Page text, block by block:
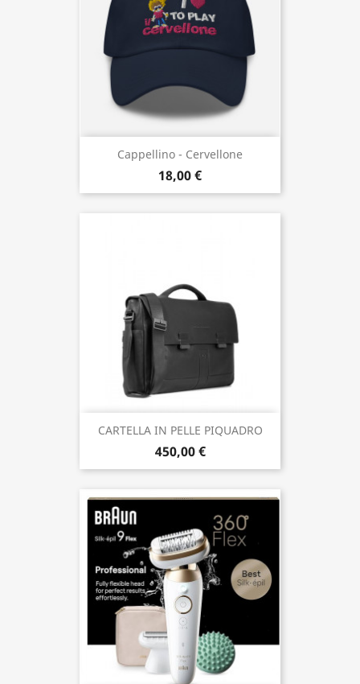
Cappellino - Cervellone
18,00 €
CARTELLA IN PELLE PIQUADRO
450,00 €